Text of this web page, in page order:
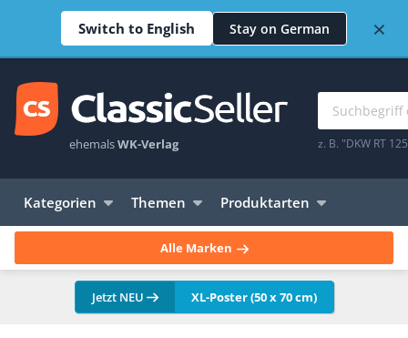
Switch to English Stay on German ×
ehemalsWK-Verlag z. B. "DKW RT
Kategorien Themen Produktarten
Alle Marken
Jetzt NEU XL-Poster (50 x 70 cm)